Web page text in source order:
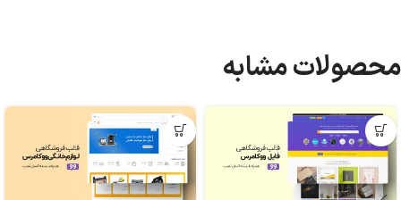
محصولات مشابه